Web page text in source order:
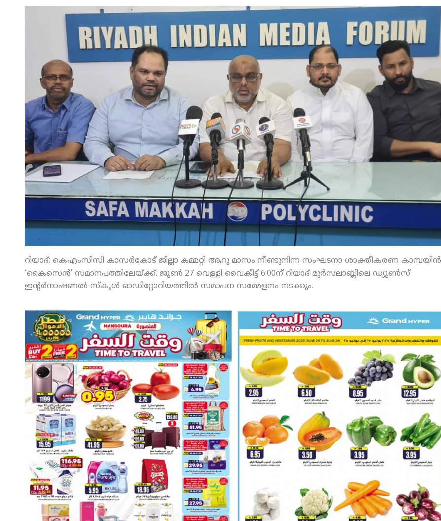
റിയാദ്: കെഎംസിസി കാസര്‍കോട് ജില്ലാ കമ്മറ്റി ആറു മാസം നീണ്ടുനിന്ന സംഘടനാ ശാക്തീകരണ കാമ്പയിന്‍
‘കൈസെന്‍’ സമാനപത്തിലേയ്ക്ക്. ജൂണ്‍ 27 വെള്ളി വൈകീട്ട് 6:00ന് റിയാദ് മുര്‍സലാബ്ലിലെ ഡ്യൂണ്‍സ്
ഇന്റര്‍നാഷണല്‍ സ്‌കൂള്‍ ഓഡിറ്റോറിയത്തില്‍ സമാപന സമ്മേളനം നടക്കും.